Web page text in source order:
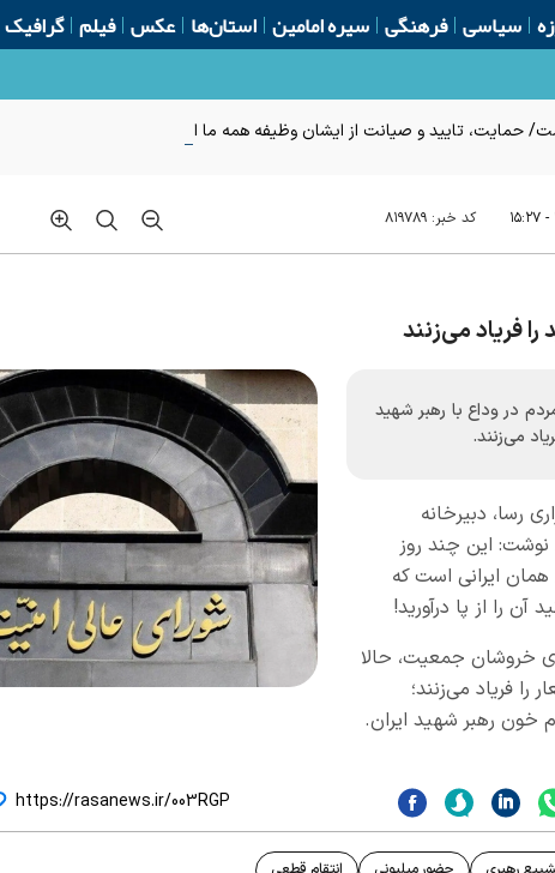
سیاسی فرهنگی سیره امامین استان‌ها عکس فیلم گرافیک
حمایت، تایید و صیانت از ایشان وظیفه همه ما است
کد خبر: ۸۱۹۷۸۹
فریاد می‌زنند
در وداع با رهبر شهید
می‌زنند.
رسا، دبیرخانه
نوشت: این چند روز
همان ایرانی است که
را از پا درآورید!
خروشان جمعیت، حالا
را فریاد می‌زنند؛
خون رهبر شهید ایران.
https://rasanews.ir/003RGP